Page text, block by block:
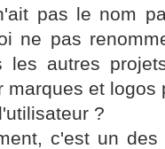
pas le nom
ne pas
les autres
marques et logos
?
c'est un